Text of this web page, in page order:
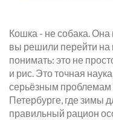
Кошка - не собака. Она
вы решили перейти на
понимать: это не
и рис. Это точная
серьёзным проблемам
Петербурге, где зимы
правильный рацион